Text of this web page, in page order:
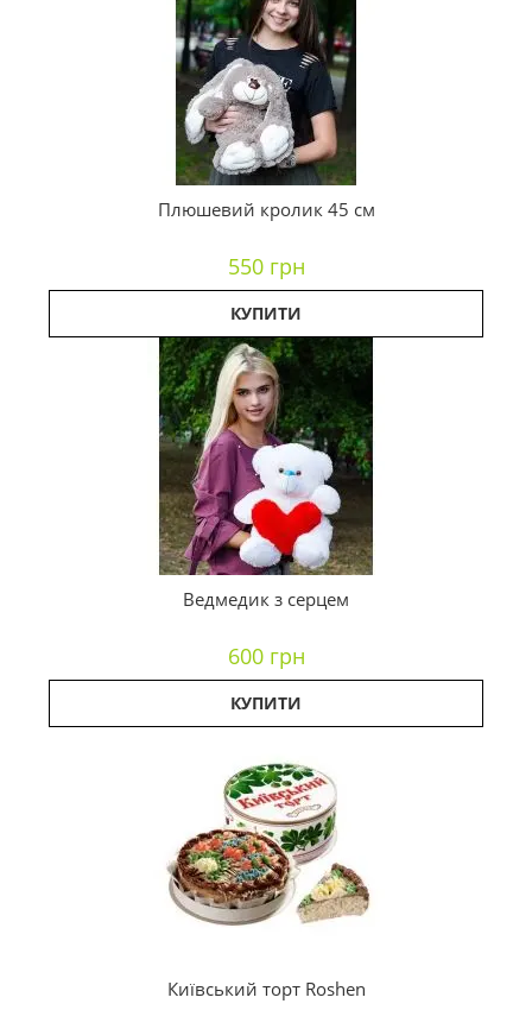
Плюшевий кролик 45 см
550 грн
КУПИТИ
Ведмедик з серцем
600 грн
КУПИТИ
Київський торт Roshen